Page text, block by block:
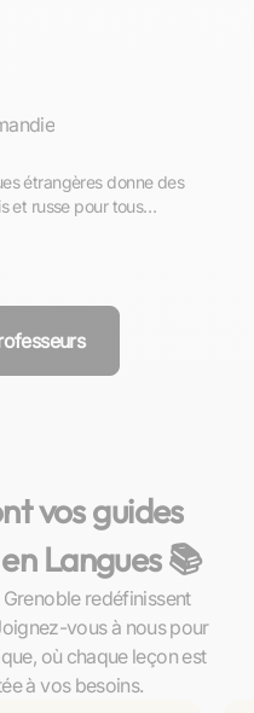
for exams and careers.
étrangères donne des
et russe pour tous
vos guides
Langues 📚
redéfinissent
vous à nous pour
où chaque leçon est
à vos besoins.